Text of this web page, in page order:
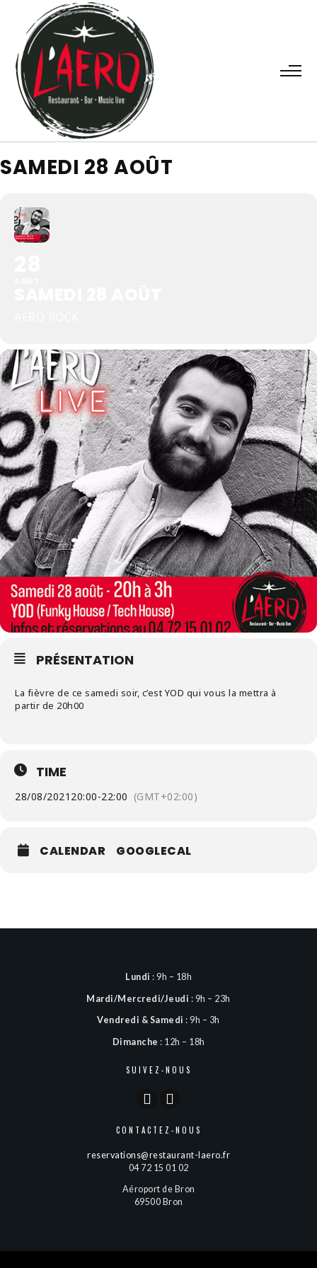
SAMEDI 28 AOÛT
PRÉSENTATION
La fièvre de ce samedi soir, c’est YOD qui vous la mettra à
partir de 20h00
TIME
28/08/2021 20:00-22:00 (GMT+02:00)
CALENDAR GOOGLECAL
Lundi : 9h – 18h
Mardi/Mercredi/Jeudi : 9h – 23h
Vendredi & Samedi : 9h – 3h
Dimanche : 12h – 18h
SUIVEZ-NOUS
CONTACTEZ-NOUS
reservations@restaurant-laero.fr
04 72 15 01 02
Aéroport de Bron
69500 Bron